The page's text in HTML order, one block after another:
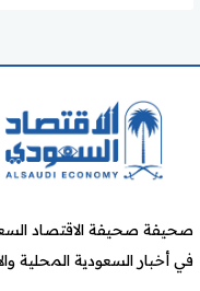
صحيفة صحيفة الاقتصاد
في أخبار السعودية المحلية